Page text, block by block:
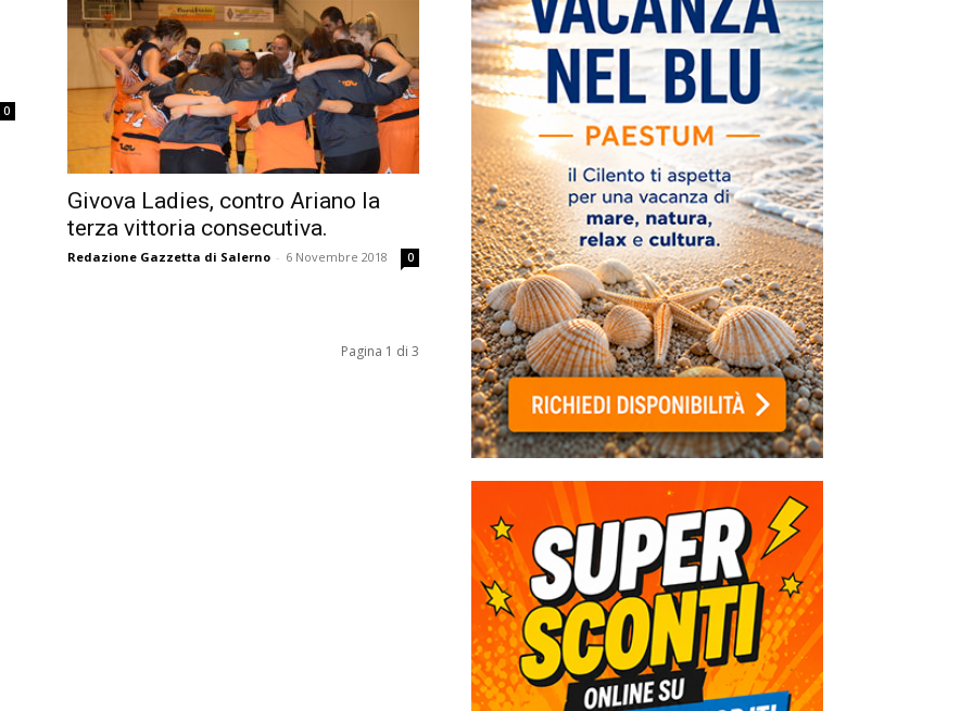
0
Givova Ladies, contro Ariano la
terza vittoria consecutiva.
Redazione Gazzetta di Salerno - 6 Novembre 2018 0
Pagina 1 di 3